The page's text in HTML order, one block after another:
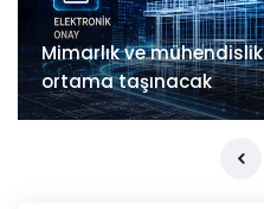
Mimarlık ve
ortama taşınacak